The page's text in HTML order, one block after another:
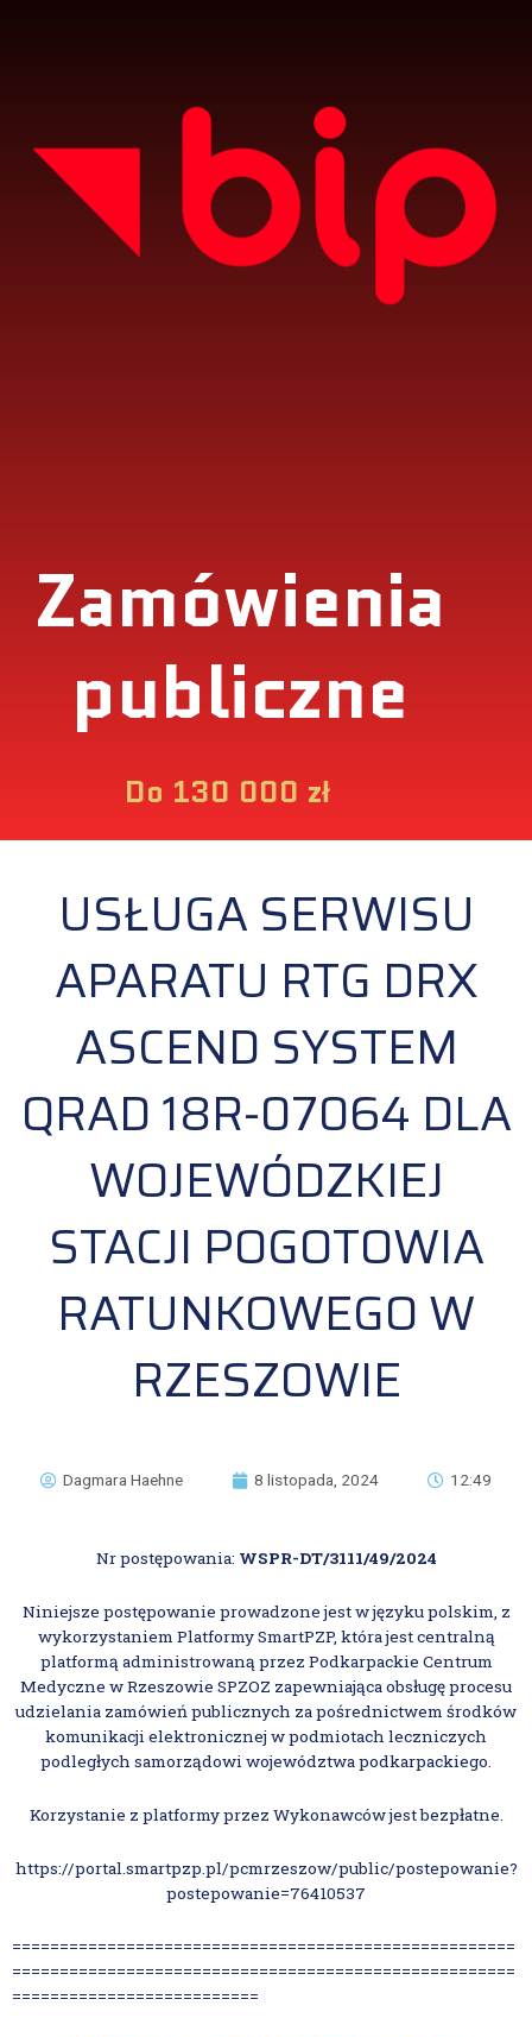
Zamówienia
publiczne
Do 130 000 zł
USŁUGA SERWISU
APARATU RTG DRX
ASCEND SYSTEM
QRAD 18R-07064 DLA
WOJEWÓDZKIEJ
STACJI POGOTOWIA
RATUNKOWEGO W
RZESZOWIE
Dagmara Haehne 8 listopada, 2024 12:49
Nr postępowania: WSPR-DT/3111/49/2024
Niniejsze postępowanie prowadzone jest w języku polskim, z
wykorzystaniem Platformy SmartPZP, która jest centralną
platformą administrowaną przez Podkarpackie Centrum
Medyczne w Rzeszowie SPZOZ zapewniająca obsługę procesu
udzielania zamówień publicznych za pośrednictwem środków
komunikacji elektronicznej w podmiotach leczniczych
podległych samorządowi województwa podkarpackiego.
Korzystanie z platformy przez Wykonawców jest bezpłatne.
https://portal.smartpzp.pl/pcmrzeszow/public/postepowanie?
postepowanie=76410537
=====================================================
=====================================================
==========================